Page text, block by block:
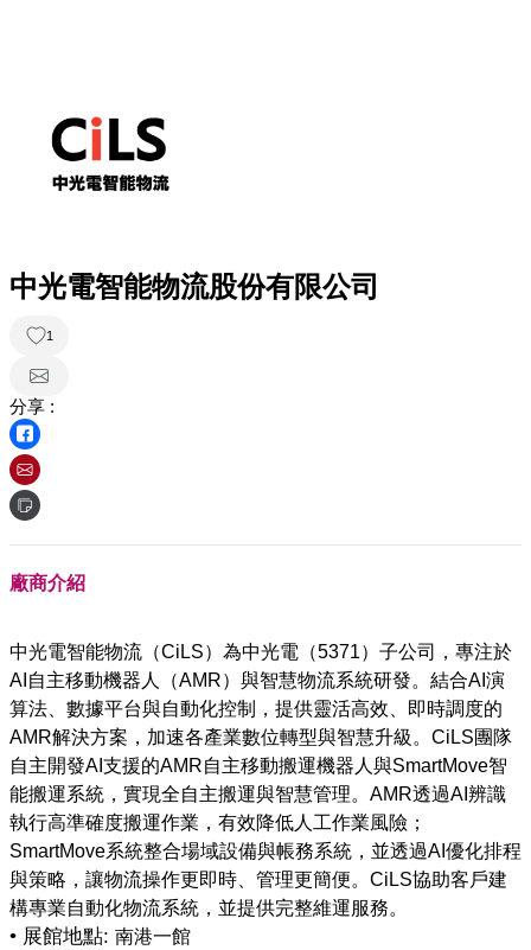
中光電智能物流股份有限公司
1
分享 :
廠商介紹
中光電智能物流（CiLS）為中光電（5371）子公司，專注於
AI自主移動機器人（AMR）與智慧物流系統研發。結合AI演
算法、數據平台與自動化控制，提供靈活高效、即時調度的
AMR解決方案，加速各產業數位轉型與智慧升級。CiLS團隊
自主開發AI支援的AMR自主移動搬運機器人與SmartMove智
能搬運系統，實現全自主搬運與智慧管理。AMR透過AI辨識
執行高準確度搬運作業，有效降低人工作業風險；
SmartMove系統整合場域設備與帳務系統，並透過AI優化排程
與策略，讓物流操作更即時、管理更簡便。CiLS協助客戶建
• 展館地點: 南港一館